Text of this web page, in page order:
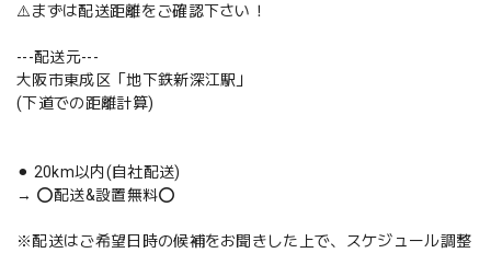
⚠️まずは配送距離をご確認下さい！
---配送元---
大阪市東成区「地下鉄新深江駅」
(下道での距離計算)
⚫︎ 20km以内(自社配送)
→ ⭕️配送&設置無料⭕️
※配送はご希望日時の候補をお聞きした上で、スケジュール調整